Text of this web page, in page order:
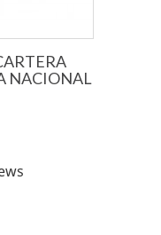
NACIONAL